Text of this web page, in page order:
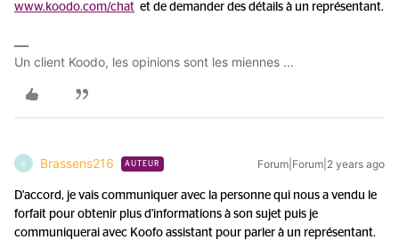
www.koodo.com/chat et de demander des détails à un représentant.
Un client Koodo, les opinions sont les miennes ...
B Brassens216 AUTEUR Forum|Forum|2 years ago
D'accord, je vais communiquer avec la personne qui nous a vendu le
forfait pour obtenir plus d'informations à son sujet puis je
communiquerai avec Koofo assistant pour parler à un représentant.